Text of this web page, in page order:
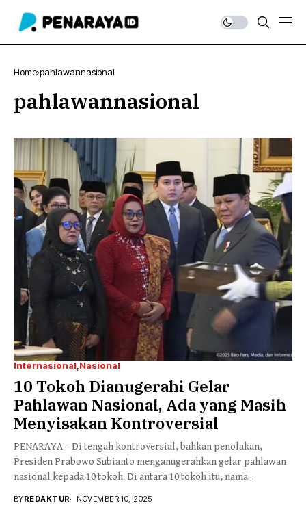
Home pahlawannasional
pahlawannasional
Internasional Nasional
10 Tokoh Dianugerahi Gelar
Pahlawan Nasional, Ada yang Masih
Menyisakan Kontroversial
PENARAYA – Di tengah kontroversial, bahkan penolakan,
Presiden Prabowo Subianto menganugerahkan gelar pahlawan
nasional kepada 10 tokoh. Di antara 10 tokoh itu, nama...
BYREDAKTUR NOVEMBER 10, 2025